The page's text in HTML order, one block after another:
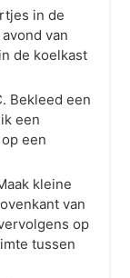
in de
van
de koelkast
Bekleed een
een
een
kleine
van
op
tussen